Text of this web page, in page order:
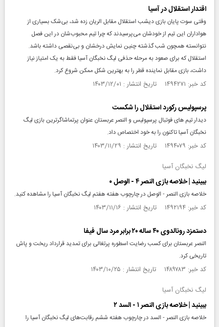
اقتدار استقلال در آسیا
وقتی سوت پایان بازی دیشب استقلال مقابل الریان زده شد، بی‌شک بسیاری از
هواداران این تیم از خودشان می‌پرسیدند که چرا تیم محبوب‌شان در این فصل
نتوانسته همچون شب گذشته چنین نمایش درخشان و بی‌نقصی داشته باشد.
استقلال که برای صعود به مرحله حذفی لیگ نخبگان آسیا فقط به یک امتیاز نیاز
داشت، بازی مقابل نماینده قطر را به بهترین شکل ممکن شروع کرد.
کد خبر: ۱۴۹۴۲۷۱ تاریخ انتشار : ۱۴۰۳/۱۲/۰۱
پرسپولیس رکورد استقلال را شکست
دیدار تیم های فوتبال پرسپولیس و النصر عربستان عنوان پرتماشاگرترین بازی لیگ
نخبگان آسیا تاکنون را به خود اختصاص داد.
کد خبر: ۱۴۹۴۰۷۹ تاریخ انتشار : ۱۴۰۳/۱۱/۲۹
لیگ نخبگان آسیا
ببینید | خلاصه بازی النصر ۴ - الوصل ۰
خلاصه بازی النصر - الوصل در چارچوب هفته هفتم لیگ نخبگان آسیا را مشاهده کنید.
کد خبر: ۱۴۹۲۱۹۴ تاریخ انتشار : ۱۴۰۳/۱۱/۱۶
دستمزد رونالدوی ۴۰ ساله ۲۰ برابر مرد سال فیفا
النصر عربستان برای کسب رضایت اسطوره پرتغالی برای تمدید قرارداد ریخت و پاش
تاریخی کرد.
کد خبر: ۱۴۸۹۷۸۳ تاریخ انتشار : ۱۴۰۳/۱۰/۲۵
لیگ نخبگان آسیا
ببینید | خلاصه بازی النصر ۱ - السد ۲
خلاصه بازی النصر - السد در چارچوب هفته ششم رقابت‌های لیگ نخبگان آسیا را